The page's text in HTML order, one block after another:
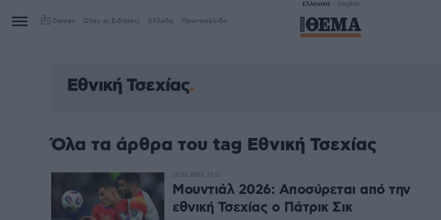
Ελληνικά English
Games Όλες οι Ειδήσεις Ελλάδα Πρωτοσέλιδα
Εθνική Τσεχίας
Όλα τα άρθρα του tag Εθνική Τσεχίας
Μουντιάλ 2026: Αποσύρεται από την
εθνική Τσεχίας ο Πάτρικ Σικ
25.06.2026, 21:12